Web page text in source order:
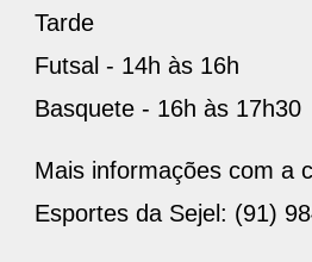
Tarde
Futsal - 14h às 16h
Basquete - 16h às 17h30
Mais informações com a
Esportes da Sejel: (91)